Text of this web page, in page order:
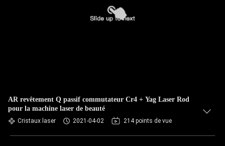
AR revêtement Q passif commutateur Cr4 + Yag Laser Rod
pour la machine laser de beauté
Cristaux laser 2021-04-02 214 points de vue